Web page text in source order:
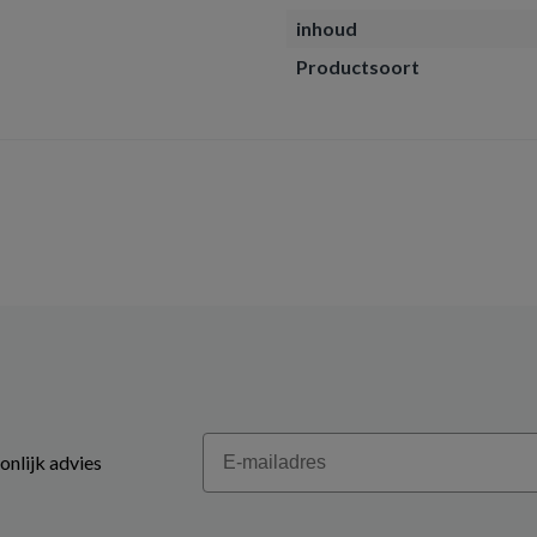
inhoud
Productsoort
advies
Email